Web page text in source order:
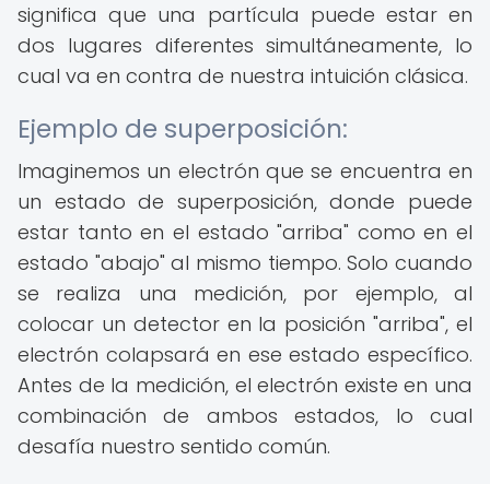
significa que una partícula puede estar en
dos lugares diferentes simultáneamente, lo
cual va en contra de nuestra intuición clásica.
Ejemplo de superposición:
Imaginemos un electrón que se encuentra en
un estado de superposición, donde puede
estar tanto en el estado "arriba" como en el
estado "abajo" al mismo tiempo. Solo cuando
se realiza una medición, por ejemplo, al
colocar un detector en la posición "arriba", el
electrón colapsará en ese estado específico.
Antes de la medición, el electrón existe en una
combinación de ambos estados, lo cual
desafía nuestro sentido común.